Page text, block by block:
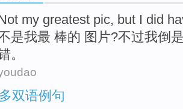
my greatest pic, but I did
是我最 棒的 图片?不过我倒
。
双语例句